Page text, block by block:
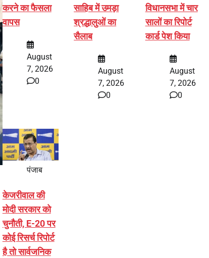
करने का फैसला
वापस
August
7, 2026
0
साहिब में उमड़ा
श्रद्धालुओं का
सैलाब
August
7, 2026
0
विधानसभा में चार
सालों का रिपोर्ट
कार्ड पेश किया
August
7, 2026
0
पंजाब
केजरीवाल की
मोदी सरकार को
चुनौती, E-20 पर
कोई रिसर्च रिपोर्ट
है तो सार्वजनिक